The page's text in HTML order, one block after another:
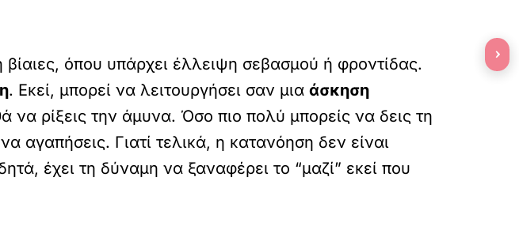
όπου υπάρχει έλλειψη σεβασμού ή φροντίδας.
. Εκεί, μπορεί να λειτουργήσει σαν μια άσκηση
να ρίξεις την άμυνα. Όσο πιο πολύ μπορείς να δεις τη
αγαπήσεις. Γιατί τελικά, η κατανόηση δεν είναι
έχει τη δύναμη να ξαναφέρει το “μαζί” εκεί που
›